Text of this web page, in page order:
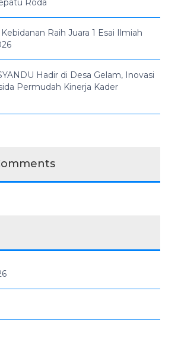
Roda
Raih Juara 1 Esai Ilmiah
Hadir di Desa Gelam, Inovasi
Permudah Kinerja Kader